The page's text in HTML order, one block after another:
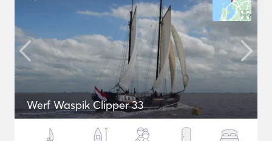
Werf Waspik Clipper 33